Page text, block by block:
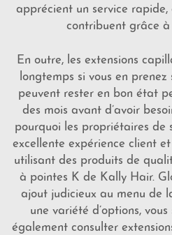
apprécient un service rapide,
contribuent grâce
En outre, les extensions
longtemps si vous en
peuvent rester en bon état
des mois avant d’avoir
pourquoi les propriétaires de
excellente expérience client
utilisant des produits de
à pointes K de Kally Hair.
ajout judicieux au menu de
une variété d’options,
également consulter